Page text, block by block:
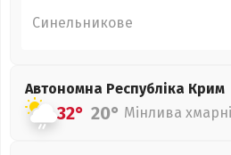
Синельникове
Автономна Республіка Крим
32° 20° Мінлива